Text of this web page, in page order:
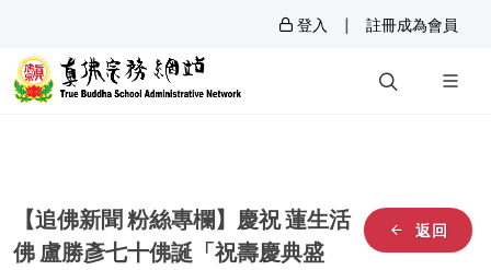
登入 | 註冊成為會員
返回
【追佛新聞 粉絲專欄】慶祝 蓮生活
佛 盧勝彥七十佛誕「祝壽慶典盛